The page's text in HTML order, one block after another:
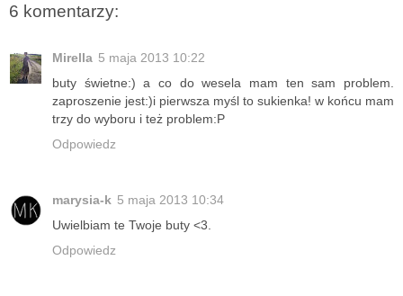
6 komentarzy:
Mirella 5 maja 2013 10:22
buty świetne:) a co do wesela mam ten sam problem.
zaproszenie jest:)i pierwsza myśl to sukienka! w końcu mam
trzy do wyboru i też problem:P
Odpowiedz
marysia-k 5 maja 2013 10:34
Uwielbiam te Twoje buty <3.
Odpowiedz